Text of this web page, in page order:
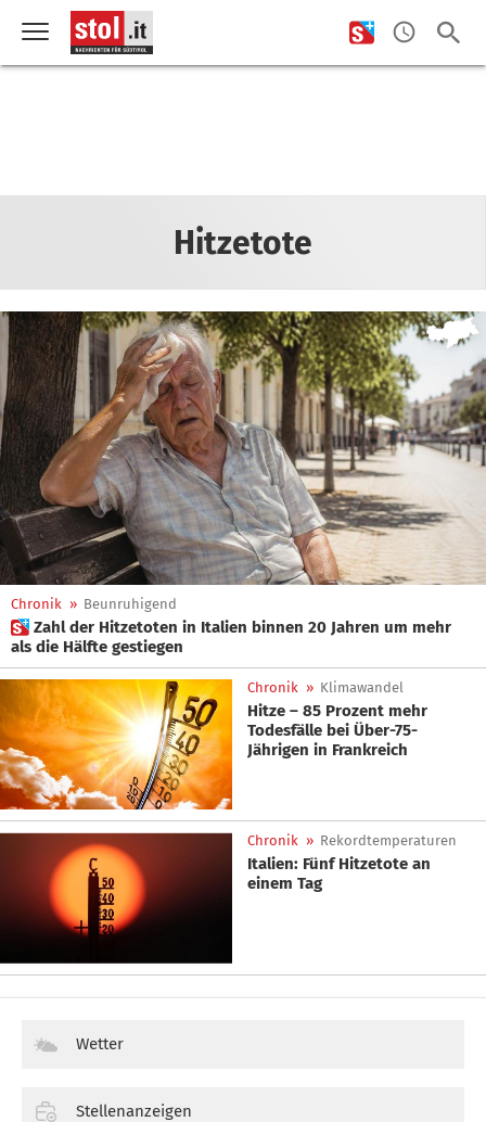
Hitzetote
Chronik » Beunruhigend
 Zahl der Hitzetoten in Italien binnen 20 Jahren um mehr
als die Hälfte gestiegen
Chronik » Klimawandel
Hitze – 85 Prozent mehr
Todesfälle bei Über-75-
Jährigen in Frankreich
Chronik » Rekordtemperaturen
Italien: Fünf Hitzetote an
einem Tag
Wetter
Stellenanzeigen